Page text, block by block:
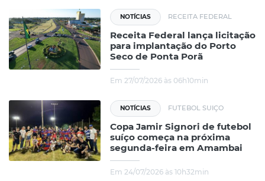
NOTÍCIAS RECEITA FEDERAL
Receita Federal lança licitação
para implantação do Porto
Seco de Ponta Porã
Em 27/07/2026 às 06h10min
NOTÍCIAS FUTEBOL SUIÇO
Copa Jamir Signori de futebol
suíço começa na próxima
segunda-feira em Amambai
Em 24/07/2026 às 10h32min